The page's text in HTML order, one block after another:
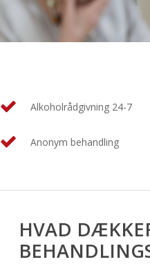
Alkoholrådgivning 24-7
Anonym behandling
HVAD